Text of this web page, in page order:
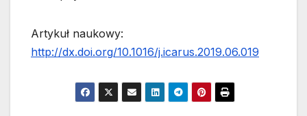
Artykuł naukowy:
http://dx.doi.org/10.1016/j.icarus.2019.06.019